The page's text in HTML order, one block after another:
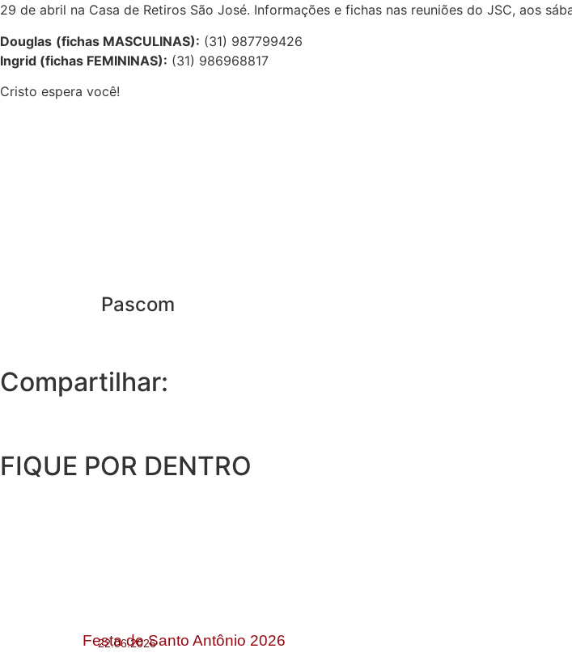
29 de abril na Casa de Retiros São José. Informações e fichas nas reuniões do JSC, aos
Douglas (fichas MASCULINAS): (31) 987799426
Ingrid (fichas FEMININAS): (31) 986968817
Cristo espera você!
Pascom
Compartilhar:
FIQUE POR DENTRO
Festa de Santo Antônio 2026
22.06.2026